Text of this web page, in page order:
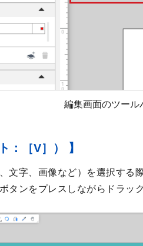
編集画面のツール
：［V］） 】
文字、画像など）を選択する
タンをプレスしながらドラッ